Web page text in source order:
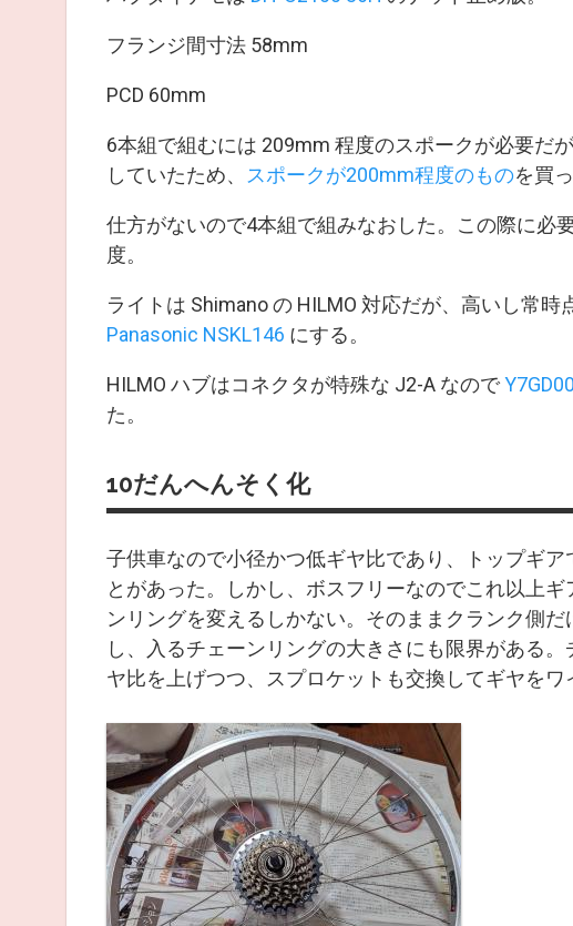
フランジ間寸法 58mm
PCD 60mm
6本組で組むには 209mm 程度のスポークが必要だ
していたため、
スポークが200mm程度のものを買
仕方がないので4本組で組みなおした。この際に必
度。
ライトは Shimano の HILMO 対応だが、高いし常
Panasonic NSKL146 にする。
HILMO ハブはコネクタが特殊な J2-A なので
た。
10だんへんそく化
子供車なので小径かつ低ギヤ比であり、トップギ
とがあった。しかし、ボスフリーなのでこれ以上
ンリングを変えるしかない。そのままクランク側
し、入るチェーンリングの大きさにも限界がある
ヤ比を上げつつ、スプロケットも交換してギヤをワ